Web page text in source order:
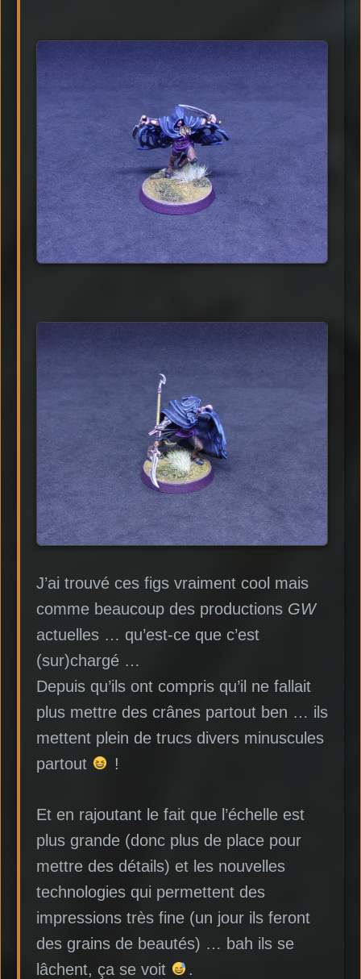
J’ai trouvé ces figs vraiment cool mais
comme beaucoup des productions GW
actuelles … qu’est-ce que c’est
(sur)chargé …
Depuis qu’ils ont compris qu’il ne fallait
plus mettre des crânes partout ben … ils
mettent plein de trucs divers minuscules
partout
!
Et en rajoutant le fait que l’échelle est
plus grande (donc plus de place pour
mettre des détails) et les nouvelles
technologies qui permettent des
impressions très fine (un jour ils feront
des grains de beautés) … bah ils se
lâchent, ça se voit
.